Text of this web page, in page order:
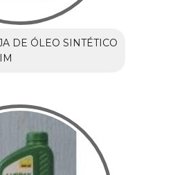
DE ÓLEO SINTÉTICO